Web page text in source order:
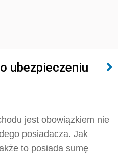
ubezpieczeniu
jest obowiązkiem nie
posiadacza. Jak
to posiada sumę